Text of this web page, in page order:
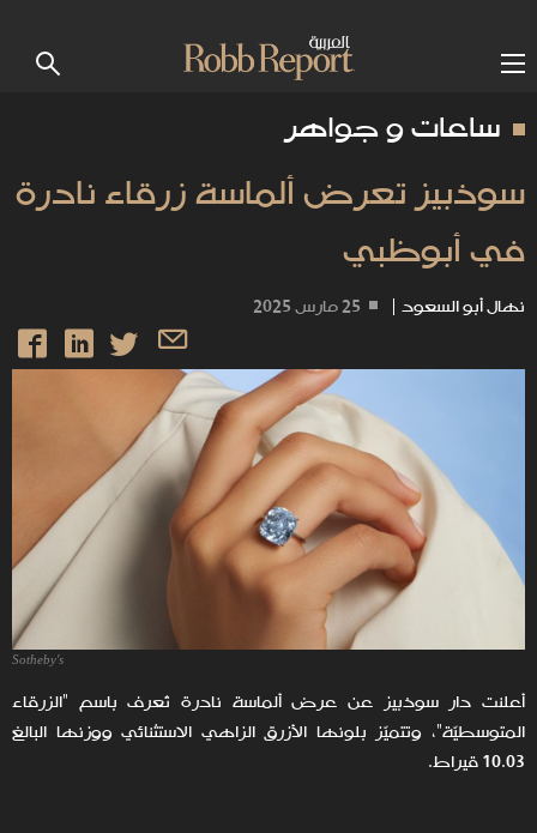
ساعات و جواهر
سوذبيز تعرض ألماسة زرقاء نادرة
في أبوظبي
نهال أبو السعود | 25 مارس 2025
Sotheby's
أعلنت دار سوذبيز عن عرض ألماسة نادرة تُعرف باسم "الزرقاء
المتوسطيّة"، وتتميّز بلونها الأزرق الزاهي الاستثنائي ووزنها البالغ
10.03 قيراط.